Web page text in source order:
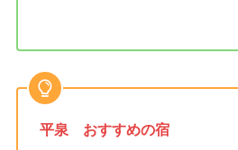
平泉 おすすめの宿